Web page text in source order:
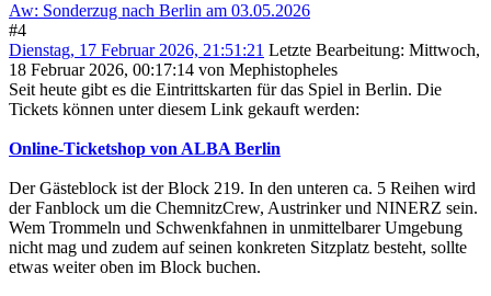
Aw: Sonderzug nach Berlin am 03.05.2026
#4
Dienstag, 17 Februar 2026, 21:51:21 Letzte Bearbeitung: Mittwoch,
18 Februar 2026, 00:17:14 von Mephistopheles
Seit heute gibt es die Eintrittskarten für das Spiel in Berlin. Die
Tickets können unter diesem Link gekauft werden:
Online-Ticketshop von ALBA Berlin
Der Gästeblock ist der Block 219. In den unteren ca. 5 Reihen wird
der Fanblock um die ChemnitzCrew, Austrinker und NINERZ sein.
Wem Trommeln und Schwenkfahnen in unmittelbarer Umgebung
nicht mag und zudem auf seinen konkreten Sitzplatz besteht, sollte
etwas weiter oben im Block buchen.